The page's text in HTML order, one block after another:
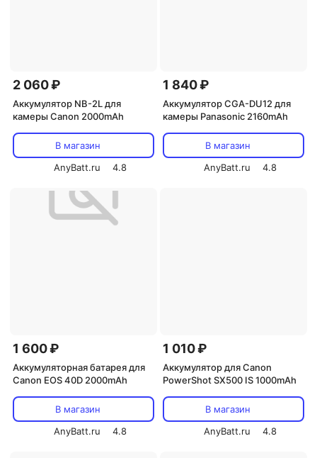
2 060 ₽
Аккумулятор NB-2L для
камеры Canon 2000mAh
В магазин
AnyBatt.ru
4.8
1 840 ₽
Аккумулятор CGA-DU12 для
камеры Panasonic 2160mAh
В магазин
AnyBatt.ru
4.8
1 600 ₽
Аккумуляторная батарея для
Canon EOS 40D 2000mAh
В магазин
AnyBatt.ru
4.8
1 010 ₽
Аккумулятор для Canon
PowerShot SX500 IS 1000mAh
В магазин
AnyBatt.ru
4.8